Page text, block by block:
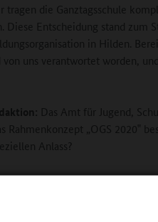
tragen die Ganztagsschule
Entscheidung stand zum
in Hilden.
uns verantwortet worden,
Das Amt für Jugend,
Rahmenkonzept „OGS 2020‟
Anlass?
damals bestehende
trug lange sehr gut, bedurfte
Anpassung aufgrund der stark